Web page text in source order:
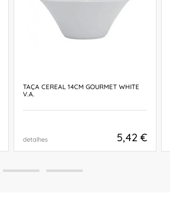
TAÇA CEREAL 14CM GOURMET WHITE
V.A.
detalhes 5,42 €